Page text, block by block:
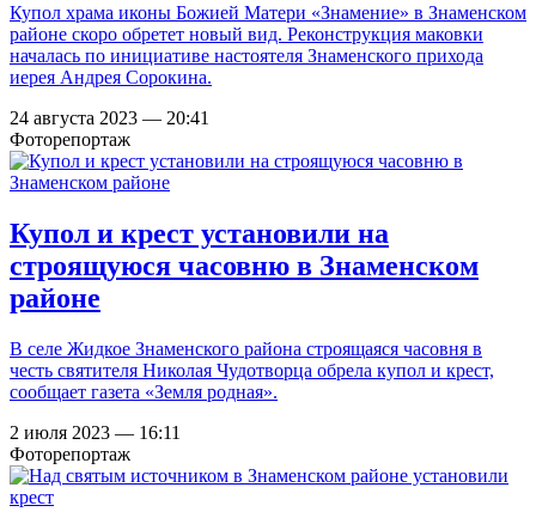
Купол храма иконы Божией Матери «Знамение» в Знаменском
районе скоро обретет новый вид. Реконструкция маковки
началась по инициативе настоятеля Знаменского прихода
иерея Андрея Сорокина.
24 августа 2023 — 20:41
Фоторепортаж
Купол и крест установили на
строящуюся часовню в Знаменском
районе
В селе Жидкое Знаменского района строящаяся часовня в
честь святителя Николая Чудотворца обрела купол и крест,
сообщает газета «Земля родная».
2 июля 2023 — 16:11
Фоторепортаж